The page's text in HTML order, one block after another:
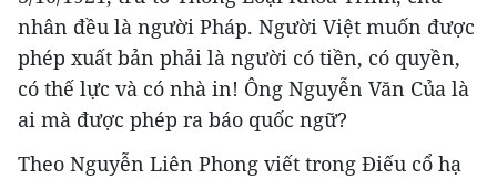
nhân đều là người Pháp. Người Việt muốn được
phép xuất bản phải là người có tiền, có quyền,
có thế lực và có nhà in! Ông Nguyễn Văn Của là
ai mà được phép ra báo quốc ngữ?
Theo Nguyễn Liên Phong viết trong Điếu cổ hạ